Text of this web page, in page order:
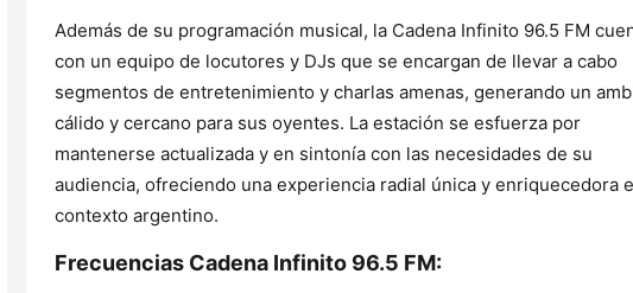
Además de su programación musical, la Cadena Infinito 96.5 FM
con un equipo de locutores y DJs que se encargan de llevar a cabo
segmentos de entretenimiento y charlas amenas, generando un
cálido y cercano para sus oyentes. La estación se esfuerza por
mantenerse actualizada y en sintonía con las necesidades de su
audiencia, ofreciendo una experiencia radial única y enriquecedora
contexto argentino.
Frecuencias Cadena Infinito 96.5 FM: